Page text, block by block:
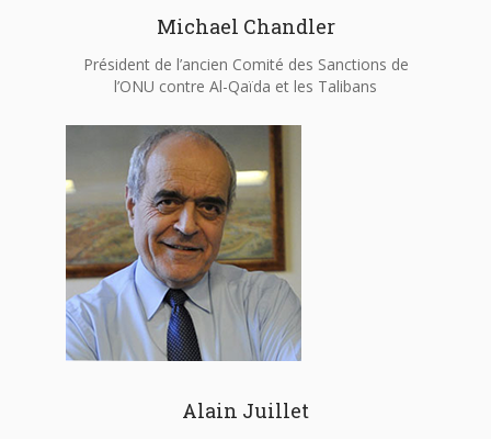
Michael Chandler
Président de l’ancien Comité des Sanctions de
l’ONU contre Al-Qaïda et les Talibans
Alain Juillet